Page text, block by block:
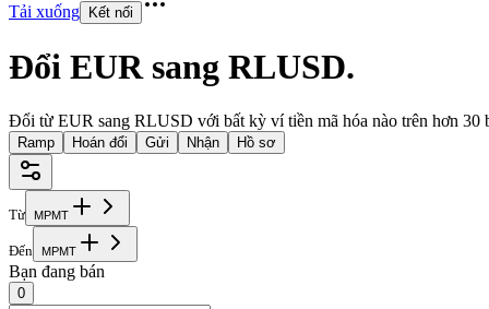
Tải xuống Kết nối
Đổi EUR sang RLUSD.
Đổi từ EUR sang RLUSD với bất kỳ ví tiền mã hóa nào trên hơn 30
Ramp Hoán đổi Gửi Nhận Hồ sơ
Từ MPMT
Đến MPMT
Bạn đang bán
0